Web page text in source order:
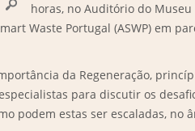
horas, no Auditório do Museu
Waste Portugal (ASWP) em
da Regeneração,
para discutir os
podem estas ser escaladas, no